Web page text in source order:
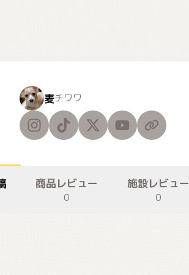
麦チワワ
商品レビュー
0
施設レビュー
0